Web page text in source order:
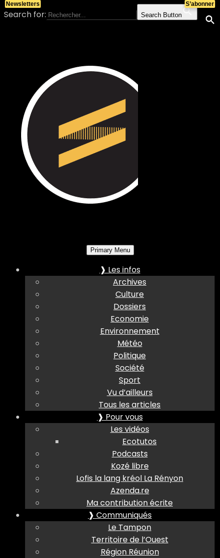
Search for: Search Button
Primary Menu
❱ Les infos
Archives
Culture
Dossiers
Economie
Environnement
Météo
Politique
Société
Sport
Vu d’ailleurs
Tous les articles
❱ Pour vous
Les vidéos
Ecotutos
Podcasts
Kozé libre
Lofis la lang kréol La Rényon
Azenda.re
Ma contribution écrite
❱ Communiqués
Le Tampon
Territoire de l’Ouest
Région Réunion
S’abonner
Newsletters